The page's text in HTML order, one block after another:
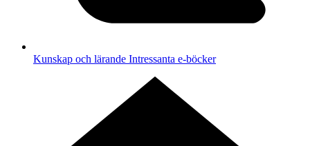
Kunskap och lärande Intressanta e-böcker